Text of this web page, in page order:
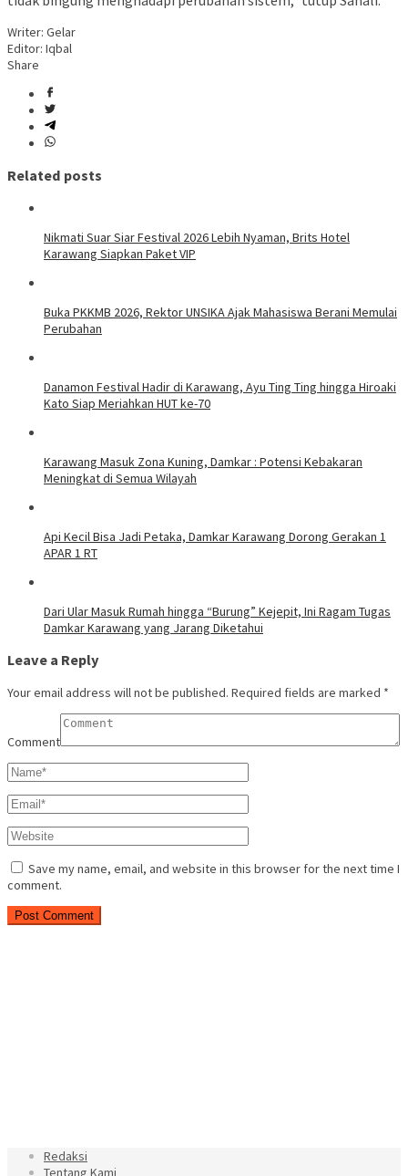
Writer: Gelar
Editor: Iqbal
Share
Related posts
Nikmati Suar Siar Festival 2026 Lebih Nyaman, Brits Hotel
Karawang Siapkan Paket VIP
Buka PKKMB 2026, Rektor UNSIKA Ajak Mahasiswa Berani Memulai
Perubahan
Danamon Festival Hadir di Karawang, Ayu Ting Ting hingga Hiroaki
Kato Siap Meriahkan HUT ke-70
Karawang Masuk Zona Kuning, Damkar : Potensi Kebakaran
Meningkat di Semua Wilayah
Api Kecil Bisa Jadi Petaka, Damkar Karawang Dorong Gerakan 1
APAR 1 RT
Dari Ular Masuk Rumah hingga “Burung” Kejepit, Ini Ragam Tugas
Damkar Karawang yang Jarang Diketahui
Leave a Reply
Your email address will not be published. Required fields are marked *
Comment
Save my name, email, and website in this browser for the next time I
comment.
Redaksi
Tentang Kami